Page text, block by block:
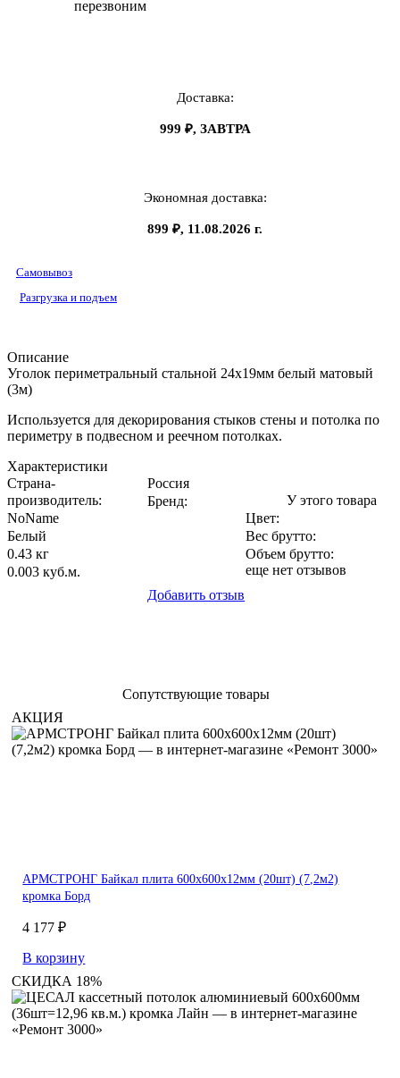
перезвоним
Доставка:
999 ₽, ЗАВТРА
Экономная доставка:
899 ₽, 11.08.2026 г.
Самовывоз
Разгрузка и подъем
Описание
Уголок периметральный стальной 24х19мм белый матовый
(3м)
Используется для декорирования стыков стены и потолка по
периметру в подвесном и реечном потолках.
Характеристики
Страна-
производитель:
Россия
Бренд:
NoName
Цвет:
Белый
Вес брутто:
0.43 кг
Объем брутто:
0.003 куб.м.
У этого товара
еще нет отзывов
Добавить отзыв
Сопутствующие товары
АКЦИЯ
АРМСТРОНГ Байкал плита 600х600х12мм (20шт) (7,2м2)
кромка Борд
4 177 ₽
В корзину
СКИДКА 18%